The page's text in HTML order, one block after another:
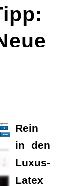
Rein
in den
Luxus-
Latex